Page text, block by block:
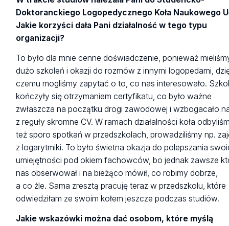
Doktoranckiego Logopedycznego Koła Naukowego
Jakie korzyści dała Pani działalność w tego typu
organizacji?
To było dla mnie cenne doświadczenie, ponieważ
dużo szkoleń i okazji do rozmów z innymi logopedami,
czemu mogliśmy zapytać o to, co nas interesowało.
kończyły się otrzymaniem certyfikatu, co było ważne
zwłaszcza na początku drogi zawodowej i wzbogacało
z reguły skromne CV. W ramach działalności koła
też sporo spotkań w przedszkolach, prowadziliśmy np.
z logarytmiki. To było świetna okazja do polepszania
umiejętności pod okiem fachowców, bo jednak zawsze
nas obserwował i na bieżąco mówił, co robimy dobrze,
a co źle. Sama zresztą pracuję teraz w przedszkolu, które
odwiedziłam ze swoim kołem jeszcze podczas studiów.
Jakie wskazówki można dać osobom, które myślą